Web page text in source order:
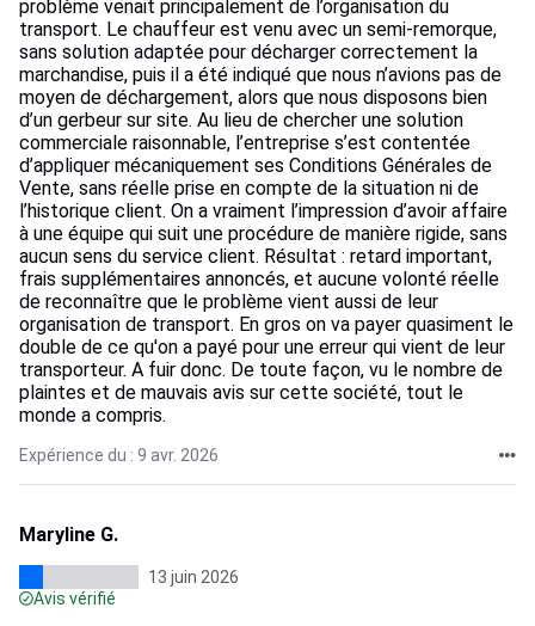
problème venait principalement de l’organisation du
transport. Le chauffeur est venu avec un semi-remorque,
sans solution adaptée pour décharger correctement la
marchandise, puis il a été indiqué que nous n’avions pas de
moyen de déchargement, alors que nous disposons bien
d’un gerbeur sur site. Au lieu de chercher une solution
commerciale raisonnable, l’entreprise s’est contentée
d’appliquer mécaniquement ses Conditions Générales de
Vente, sans réelle prise en compte de la situation ni de
l’historique client. On a vraiment l’impression d’avoir affaire
à une équipe qui suit une procédure de manière rigide, sans
aucun sens du service client. Résultat : retard important,
frais supplémentaires annoncés, et aucune volonté réelle
de reconnaître que le problème vient aussi de leur
organisation de transport. En gros on va payer quasiment le
double de ce qu'on a payé pour une erreur qui vient de leur
transporteur. A fuir donc. De toute façon, vu le nombre de
plaintes et de mauvais avis sur cette société, tout le
monde a compris.
Expérience du : 9 avr. 2026
Maryline G.
13 juin 2026
Avis vérifié